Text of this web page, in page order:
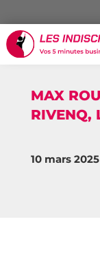
MAX
RIVENQ,
10 mars 2025